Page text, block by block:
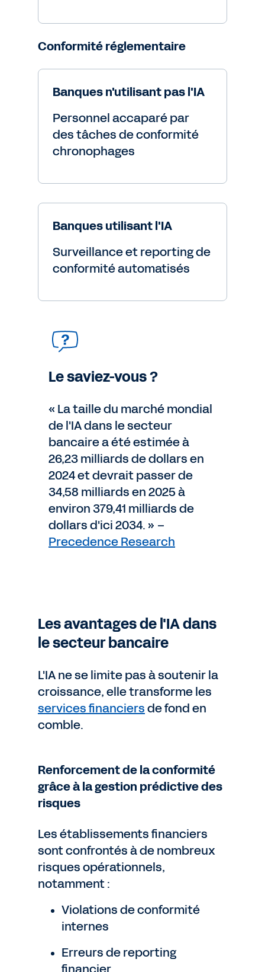
Conformité réglementaire
Banques n'utilisant pas l'IA
Personnel accaparé par
des tâches de conformité
chronophages
Banques utilisant l'IA
Surveillance et reporting de
conformité automatisés
Le saviez-vous ?
« La taille du marché mondial
de l'IA dans le secteur
bancaire a été estimée à
26,23 milliards de dollars en
2024 et devrait passer de
34,58 milliards en 2025 à
environ 379,41 milliards de
dollars d'ici 2034. » –
Precedence Research
Les avantages de l'IA dans
le secteur bancaire
L'IA ne se limite pas à soutenir la
croissance, elle transforme les
services financiersde fond en
comble.
Renforcement de la conformité
grâce à la gestion prédictive des
risques
Les établissements financiers
sont confrontés à de nombreux
risques opérationnels,
notamment :
Violations de conformité
internes
Erreurs de reporting